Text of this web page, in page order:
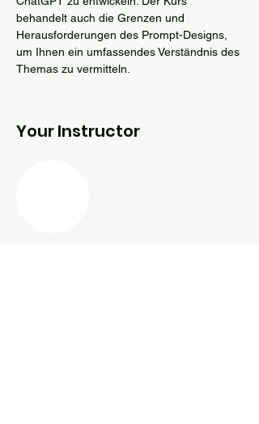
behandelt auch die Grenzen und
Herausforderungen des Prompt-Designs,
um Ihnen ein umfassendes Verständnis des
Themas zu vermitteln.
Your Instructor